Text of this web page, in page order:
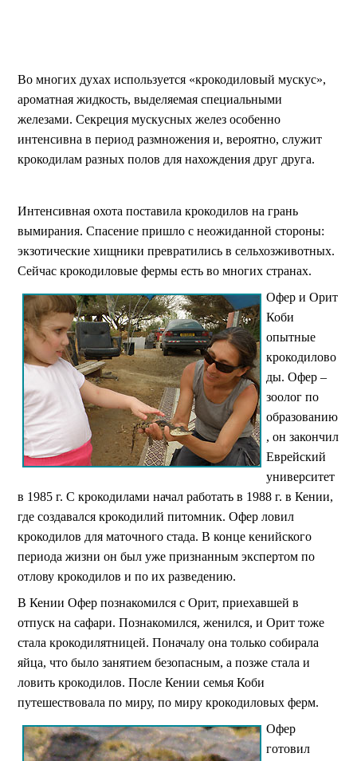
Во многих духах используется «крокодиловый мускус»,
ароматная жидкость, выделяемая специальными
железами. Секреция мускусных желез особенно
интенсивна в период размножения и, вероятно, служит
крокодилам разных полов для нахождения друг друга.
Интенсивная охота поставила крокодилов на грань
вымирания. Спасение пришло с неожиданной стороны:
экзотические хищники превратились в сельхозживотных.
Сейчас крокодиловые фермы есть во многих странах.
Офер и Орит
Коби
опытные
крокодилово
ды. Офер –
зоолог по
образованию
, он закончил
Еврейский
университет
в 1985 г. С крокодилами начал работать в 1988 г. в Кении,
где создавался крокодилий питомник. Офер ловил
крокодилов для маточного стада. В конце кенийского
периода жизни он был уже признанным экспертом по
отлову крокодилов и по их разведению.
В Кении Офер познакомился с Орит, приехавшей в
отпуск на сафари. Познакомился, женился, и Орит тоже
стала крокодилятницей. Поначалу она только собирала
яйца, что было занятием безопасным, а позже стала и
ловить крокодилов. После Кении семья Коби
путешествовала по миру, по миру крокодиловых ферм.
Офер
готовил